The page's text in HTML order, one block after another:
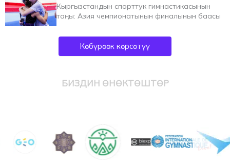
Кыргызстандын спорттук гимнастикасынын
таңы: Азия чемпионатынын финалынын баасы
Көбүрөөк көрсөтүү
БИЗДИН ӨНӨКТӨШТӨР